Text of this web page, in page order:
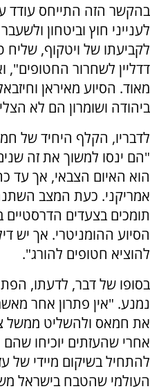
בהקשר הזה התייחס עודד
לענייני חוץ וביטחון
לקביעתו של ויטקוף, שליח
דדליין לשחרור
מאוד. הסיוע מאיראן
ביהודה ושומרון הם לא
לדבריו, הקלף היחיד של
"הם ינסו למשוך את זה
הוא האיום הצבאי, אך עד
אמריקני. כעת המצב
תומכים בצעדים
הסיוע ההומניטרי. אך יש
להוציא חטופים להורג".
בסופו של דבר, לדעתו,
נמנע. "אין פתרון אחר
את חמאס ולהשליט ממשל
אחרי שהעזתים יוכיחו שהם
להתחיל בשיקום מיידי של
העולמי שהטבח בישראל